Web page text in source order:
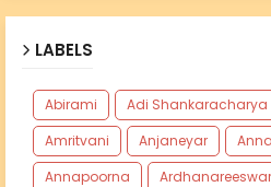
LABELS
Abirami Adi Shankaracharya
Amritvani
Anjaneyar
Annapoorna